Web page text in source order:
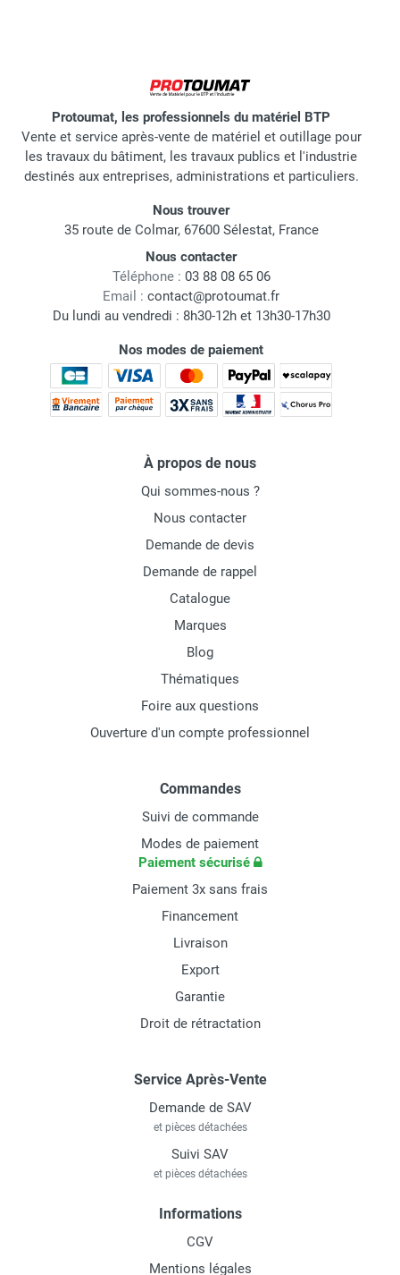
Protoumat, les professionnels du matériel BTP
Vente et service après-vente de matériel et outillage pour
les travaux du bâtiment, les travaux publics et l'industrie
destinés aux entreprises, administrations et particuliers.
Nous trouver
35 route de Colmar, 67600 Sélestat, France
Nous contacter
Téléphone : 03 88 08 65 06
Email : contact@protoumat.fr
Du lundi au vendredi : 8h30-12h et 13h30-17h30
Nos modes de paiement
À propos de nous
Qui sommes-nous ?
Nous contacter
Demande de devis
Demande de rappel
Catalogue
Marques
Blog
Thématiques
Foire aux questions
Ouverture d'un compte professionnel
Commandes
Suivi de commande
Modes de paiement
Paiement sécurisé
Paiement 3x sans frais
Financement
Livraison
Export
Garantie
Droit de rétractation
Service Après-Vente
Demande de SAV
et pièces détachées
Suivi SAV
et pièces détachées
Informations
CGV
Mentions légales